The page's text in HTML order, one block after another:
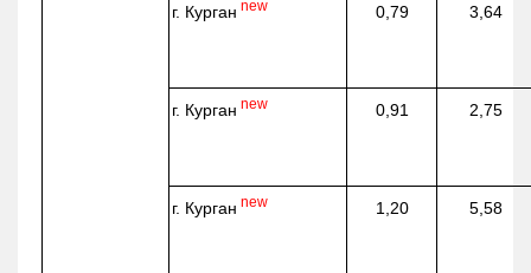
г. Курган new 0,79 3,64
г. Курган new 0,91 2,75
г. Курган new 1,20 5,58